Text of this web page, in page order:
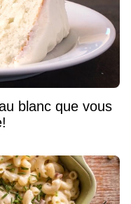
blanc que vous